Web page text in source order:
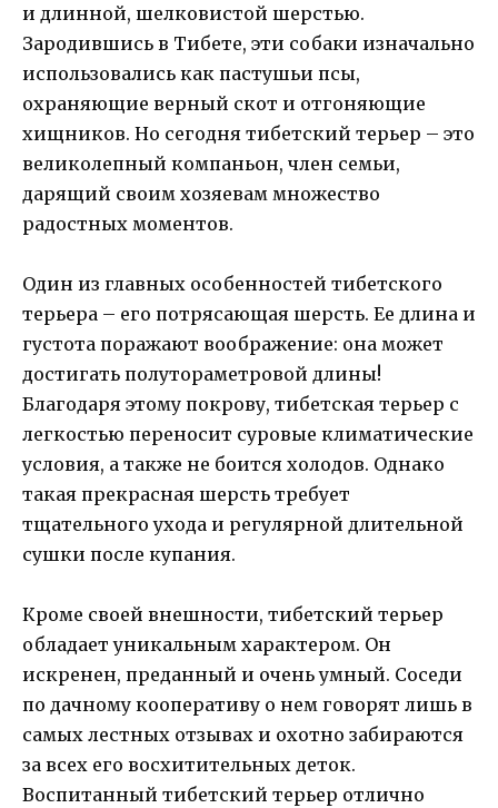
и длинной, шелковистой шерстью.
Зародившись в Тибете, эти собаки изначально
использовались как пастушьи псы,
охраняющие верный скот и отгоняющие
хищников. Но сегодня тибетский терьер – это
великолепный компаньон, член семьи,
дарящий своим хозяевам множество
радостных моментов.
Один из главных особенностей тибетского
терьера – его потрясающая шерсть. Ее длина и
густота поражают воображение: она может
достигать полутораметровой длины!
Благодаря этому покрову, тибетская терьер с
легкостью переносит суровые климатические
условия, а также не боится холодов. Однако
такая прекрасная шерсть требует
тщательного ухода и регулярной длительной
сушки после купания.
Кроме своей внешности, тибетский терьер
обладает уникальным характером. Он
искренен, преданный и очень умный. Соседи
по дачному кооперативу о нем говорят лишь в
самых лестных отзывах и охотно забираются
за всех его восхитительных деток.
Воспитанный тибетский терьер отлично